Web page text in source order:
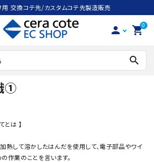
用 交換コテ先/カスタムコテ先製造販売
person 0
shopping_cart
search
①
とは 】
熱して溶かしたはんだを使用して、電子部品やワイ
作業のことを言います。